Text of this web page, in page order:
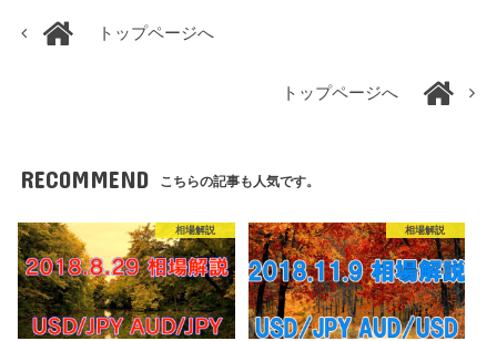
トップページへ
トップページへ
RECOMMEND こちらの記事も人気です。
相場解説 相場解説